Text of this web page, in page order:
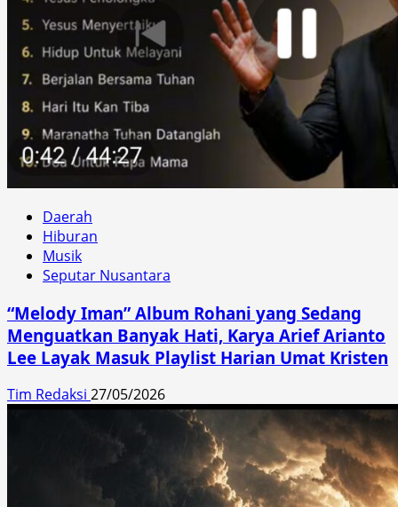
Daerah
Hiburan
Musik
Seputar Nusantara
“Melody Iman” Album Rohani yang Sedang
Menguatkan Banyak Hati, Karya Arief Arianto
Lee Layak Masuk Playlist Harian Umat Kristen
Tim Redaksi 27/05/2026